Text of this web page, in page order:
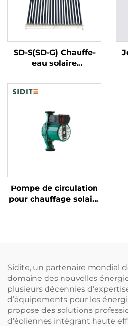
SD-S(SD-G) Chauffe-
eau solaire
écologique haute
pression polyuréthane
hôtels autostandards
Pompe de circulation
pour chauffage solaire
systèmes d'eau
chaude
Sidite, un partenaire mondial
domaine des nouvelles
plusieurs décennies
d’équipements pour les
propose des solutions
d’éoliennes intégrant haute